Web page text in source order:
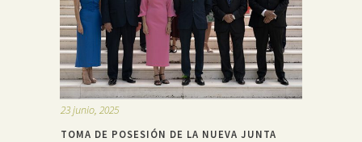
23 junio, 2025
TOMA DE POSESIÓN DE LA NUEVA JUNTA